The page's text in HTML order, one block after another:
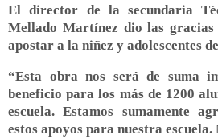
El director de la secundaria
Mellado Martínez dio las
apostar a la niñez y adolescentes
“Esta obra nos será de suma
beneficio para los más de 1200
escuela. Estamos sumamente
estos apoyos para nuestra